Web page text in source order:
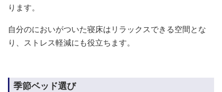
ります。
自分のにおいがついた寝床はリラックスできる空間とな
り、ストレス軽減にも役立ちます。
季節ベッド選び